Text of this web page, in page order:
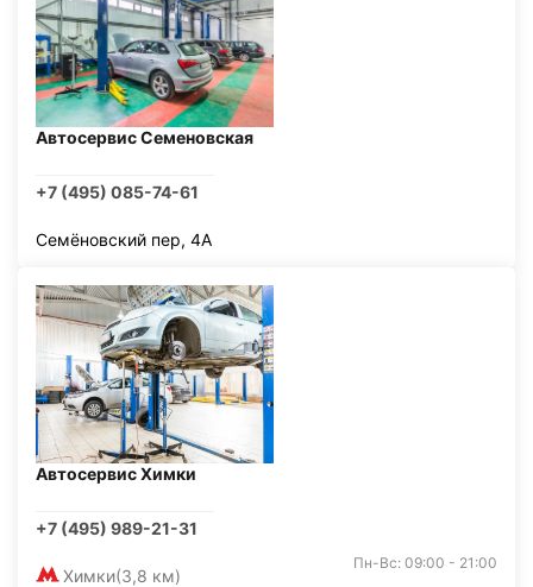
Автосервис Семеновская
+7 (495) 085-74-61
Семёновский пер, 4А
Автосервис Химки
+7 (495) 989-21-31
Химки(3,8 км)
Пн-Вс: 09:00 - 21:00